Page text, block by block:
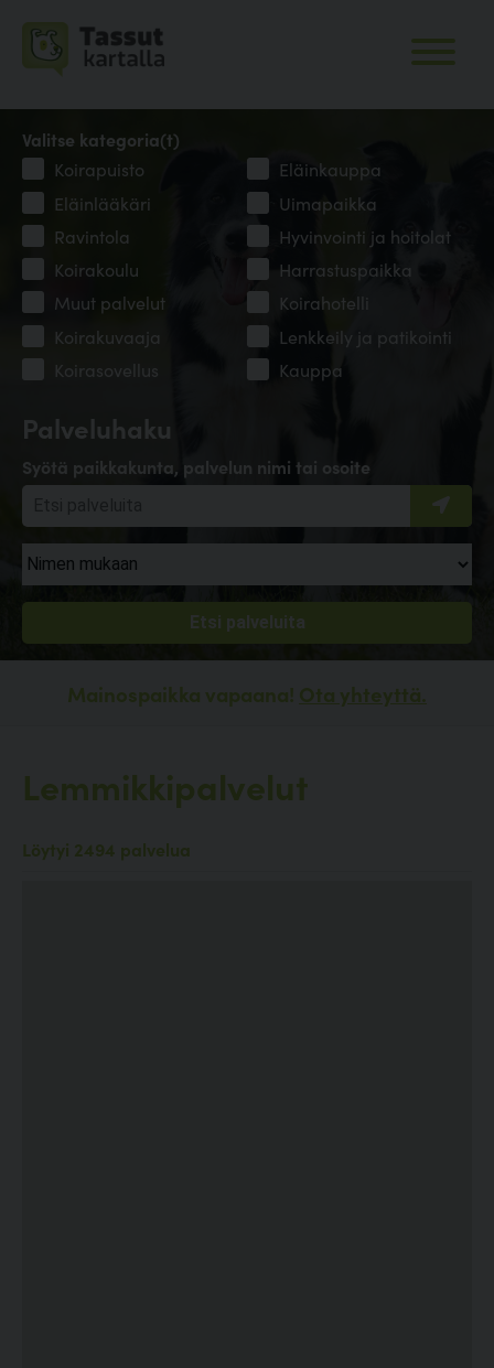
Palveluhaku
Syötä paikkakunta, palvelun nimi tai osoite
Valitse kategoria(t)
Koirapuisto
Eläinkauppa
Eläinlääkäri
Uimapaikka
Ravintola
Hyvinvointi ja hoitolat
Koirakoulu
Harrastuspaikka
Muut palvelut
Koirahotelli
Koirakuvaaja
Lenkkeily ja patikointi
Koirasovellus
Kauppa
Mainospaikka vapaana! Ota yhteyttä.
Lemmikkipalvelut
Löytyi 2494 palvelua